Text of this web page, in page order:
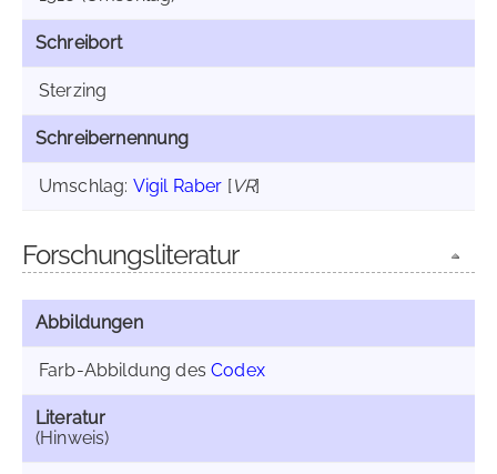
Schreibort
Sterzing
Schreibernennung
Umschlag: Vigil Raber [VR]
Forschungsliteratur
Abbildungen
Farb-Abbildung desCodex
Literatur
(Hinweis)